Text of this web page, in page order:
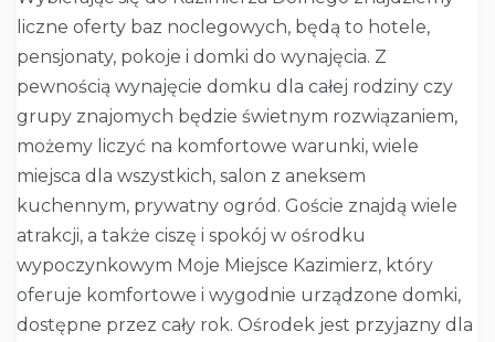
liczne oferty baz noclegowych, będą to hotele,
pensjonaty, pokoje i domki do wynajęcia. Z
pewnością wynajęcie domku dla całej rodziny czy
grupy znajomych będzie świetnym rozwiązaniem,
możemy liczyć na komfortowe warunki, wiele
miejsca dla wszystkich, salon z aneksem
kuchennym, prywatny ogród. Goście znajdą wiele
atrakcji, a także ciszę i spokój w ośrodku
wypoczynkowym Moje Miejsce Kazimierz, który
oferuje komfortowe i wygodnie urządzone domki,
dostępne przez cały rok. Ośrodek jest przyjazny dla